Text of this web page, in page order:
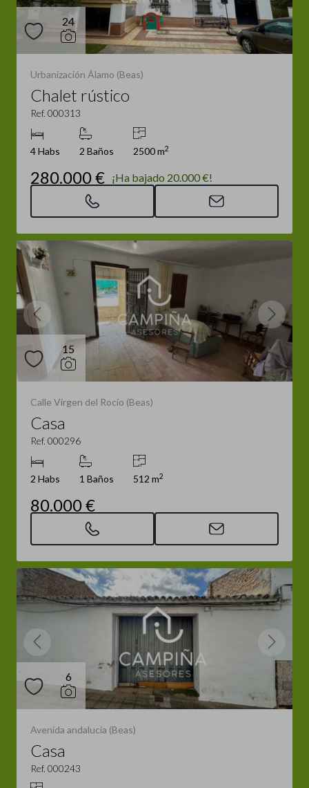
24
Urbanización Álamo (Beas)
Chalet rústico
Ref. 000313
4 Habs 2 Baños 2500 m2
280.000 € ¡Ha bajado 20.000 €!
15
Calle Virgen del Rocío (Beas)
Casa
Ref. 000296
2 Habs 1 Baños 512 m2
80.000 €
6
Avenida andalucia (Beas)
Casa
Ref. 000243